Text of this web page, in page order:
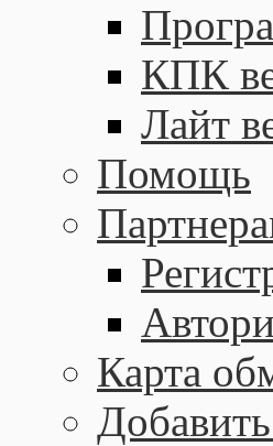
КПК
Лайт
Помощь
Карта